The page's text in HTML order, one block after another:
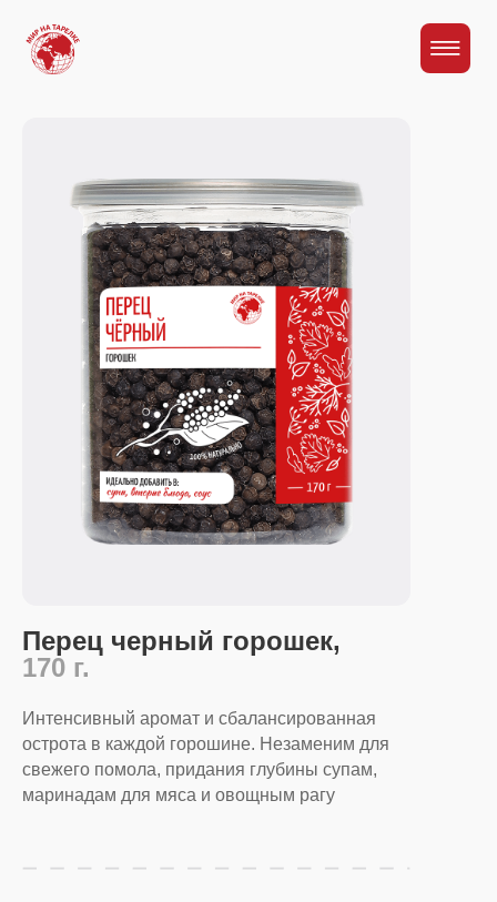
Главная
Перец черный горошек,
170 г.
Интенсивный аромат и сбалансированная
острота в каждой горошине. Незаменим для
свежего помола, придания глубины супам,
маринадам для мяса и овощным рагу